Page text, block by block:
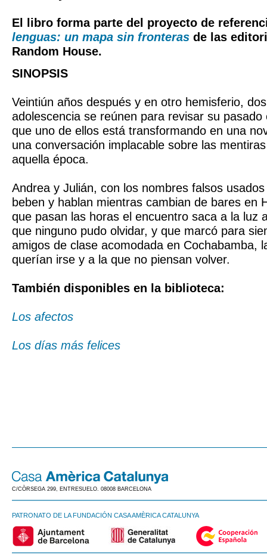
El libro forma parte del proyecto de
lenguas: un mapa sin fronteras de las
Random House.
SINOPSIS
Veintiún años después y en otro hemisferio,
adolescencia se reúnen para revisar su pasado
que uno de ellos está transformando en una
una conversación implacable sobre las
aquella época.
Andrea y Julián, con los nombres falsos
beben y hablan mientras cambian de bares en
que pasan las horas el encuentro saca a la luz
que ninguno pudo olvidar, y que marcó para
amigos de clase acomodada en Cochabamba,
querían irse y a la que no piensan volver.
También disponibles en la biblioteca:
Los afectos
Los días más felices
C/CÒRSEGA 299, ENTRESUELO. 08008 BARCELONA
PATRONATO DE LA FUNDACIÓN CASA AMÈRICA CATALUNYA